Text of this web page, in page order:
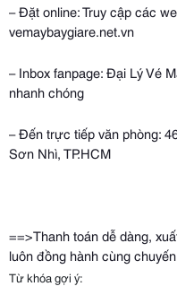
– Đặt online: Truy cập các
vemaybaygiare.net.vn
– Inbox fanpage: Đại Lý Vé
nhanh chóng
– Đến trực tiếp văn phòng:
Sơn Nhì, TP.HCM
==>Thanh toán dễ dàng,
luôn đồng hành cùng
Từ khóa gợi ý: